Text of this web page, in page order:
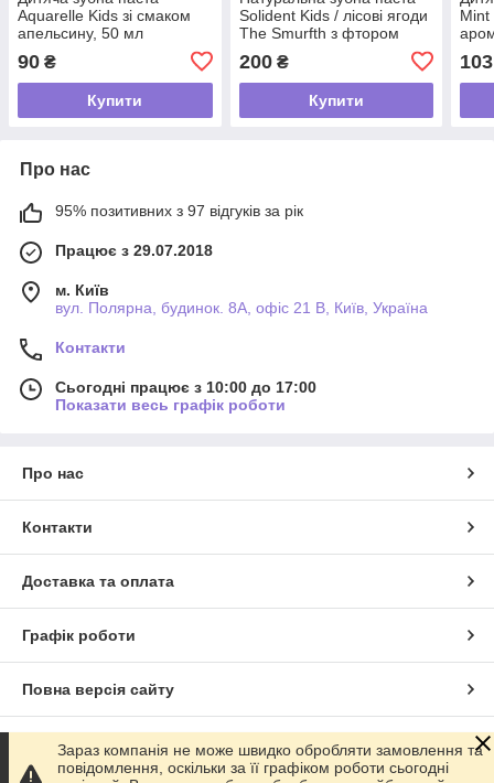
Aquarelle Kids зі смаком
апельсину, 50 мл
90 ₴
Купити
Solident Kids / лісові ягоди
The Smurfth з фтором
1000 ppm Mr.SCRUBBER,
50 мл
200₴
Купити
Мint
103
Про нас
95% позитивних з 97 відгуків за рік
Працює з 29.07.2018
м. Київ
вул. Полярна, будинок. 8А, офіс 21 В, Київ, Україна
Контакти
Сьогодні працює з 10:00 до 17:00
Показати весь графік роботи
Про нас
Контакти
Доставка та оплата
Графік роботи
Повна версія сайту
Сайт створено на маркетплейсі Prom.ua
Зараз компанія не може швидко обробляти замовлення та
повідомлення, оскільки за її графіком роботи сьогодні